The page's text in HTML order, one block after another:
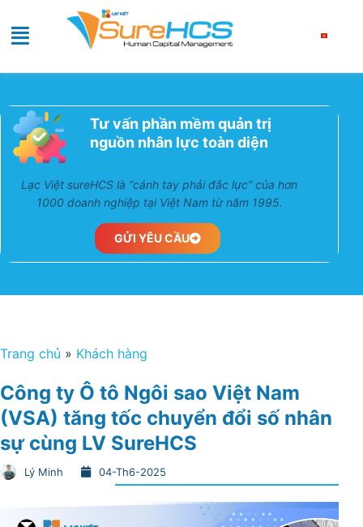
Tư vấn phần mềm quản trị
nguồn nhân lực toàn diện
Lạc Việt sureHCS là “cánh tay phải đắc lực” của hơn
1000 doanh nghiệp tại Việt Nam từ năm 1995.
GỬI YÊU CẦU
Trang chủ » Khách hàng
Công ty Ô tô Ngôi sao Việt Nam
(VSA) tăng tốc chuyển đổi số nhân
sự cùng LV SureHCS
Lý Minh 04-Th6-2025